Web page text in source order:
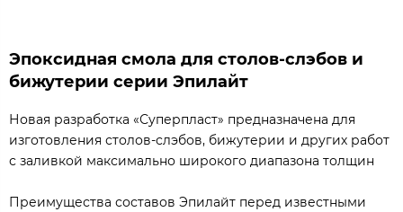
Эпоксидная смола для столов-слэбов и
бижутерии серии Эпилайт
Новая разработка «Суперпласт» предназначена для
изготовления столов-слэбов, бижутерии и других работ
с заливкой максимально широкого диапазона толщин
Преимущества составов Эпилайт перед известными